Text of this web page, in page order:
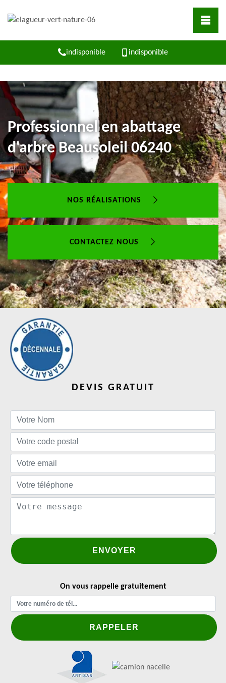
indisponible indisponible
Professionnel en abattage
d'arbre Beausoleil 06240
NOS RÉALISATIONS
CONTACTEZ NOUS
DEVIS GRATUIT
On vous rappelle gratuitement